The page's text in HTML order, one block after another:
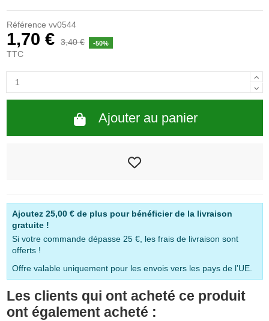
Référence vv0544
1,70 € 3,40 € -50%
TTC
Ajouter au panier
Ajoutez 25,00 €de plus pour bénéficier de la livraison
gratuite !
Si votre commande dépasse 25 €, les frais de livraison sont
offerts !
Offre valable uniquement pour les envois vers les pays de l’UE.
Les clients qui ont acheté ce produit
ont également acheté :